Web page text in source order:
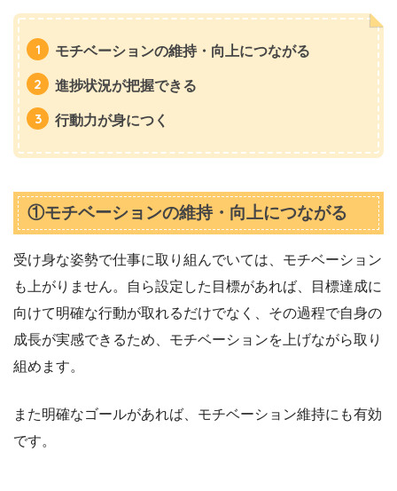
モチベーションの維持・向上につながる
進捗状況が把握できる
行動力が身につく
①モチベーションの維持・向上につながる
受け身な姿勢で仕事に取り組んでいては、モチベーション
も上がりません。自ら設定した目標があれば、目標達成に
向けて明確な行動が取れるだけでなく、その過程で自身の
成長が実感できるため、モチベーションを上げながら取り
組めます。
また明確なゴールがあれば、モチベーション維持にも有効
です。